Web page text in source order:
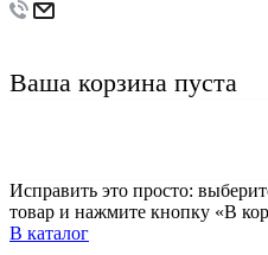
Ваша корзина пуста
Исправить это просто:
товар и нажмите кнопку «В
В каталог